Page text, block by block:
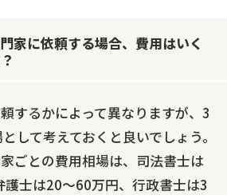
銀行手続き
家族信託
家に依頼する場合、費用はいく
するかによって異なりますが、3
して考えておくと良いでしょう。
ごとの費用相場は、司法書士は
士は20～60万円、行政書士は3